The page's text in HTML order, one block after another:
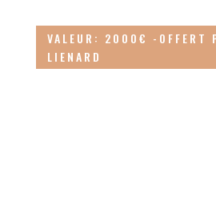
VALEUR: 2000€ -OFFERT
LIENARD